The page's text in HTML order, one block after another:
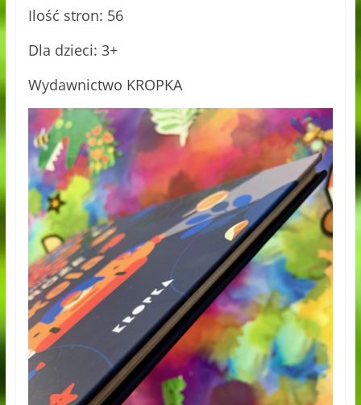
Ilość stron: 56
Dla dzieci: 3+
Wydawnictwo KROPKA